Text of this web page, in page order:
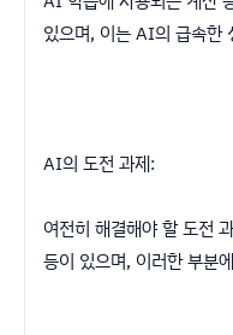
있으며, 이는 AI의 급속한
AI의 도전 과제:
여전히 해결해야 할 도전
등이 있으며, 이러한 부분